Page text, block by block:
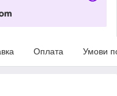
Оплата Умови